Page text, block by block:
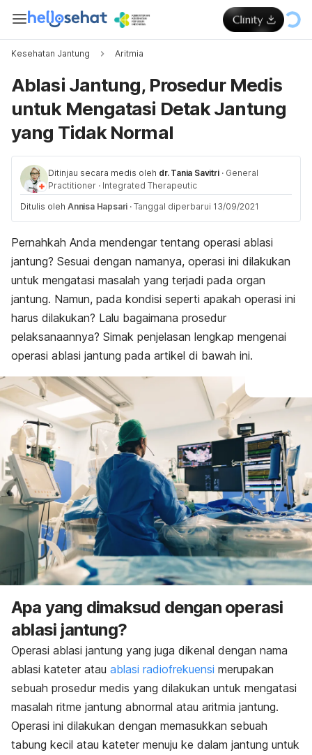
Kesehatan Jantung Aritmia
Ablasi Jantung, Prosedur Medis
untuk Mengatasi Detak Jantung
yang Tidak Normal
Ditinjau secara medis oleh dr. Tania Savitri · General
Practitioner · Integrated Therapeutic
Ditulis oleh Annisa Hapsari · Tanggal diperbarui 13/09/2021
Pernahkah Anda mendengar tentang operasi ablasi
jantung? Sesuai dengan namanya, operasi ini dilakukan
untuk mengatasi masalah yang terjadi pada organ
jantung. Namun, pada kondisi seperti apakah operasi ini
harus dilakukan? Lalu bagaimana prosedur
pelaksanaannya? Simak penjelasan lengkap mengenai
operasi ablasi jantung pada artikel di bawah ini.
Apa yang dimaksud dengan operasi
ablasi jantung?
Operasi ablasi jantung yang juga dikenal dengan nama
ablasi kateter atau ablasi radiofrekuensi merupakan
sebuah prosedur medis yang dilakukan untuk mengatasi
masalah ritme jantung abnormal atau aritmia jantung.
Operasi ini dilakukan dengan memasukkan sebuah
tabung kecil atau kateter menuju ke dalam jantung untuk